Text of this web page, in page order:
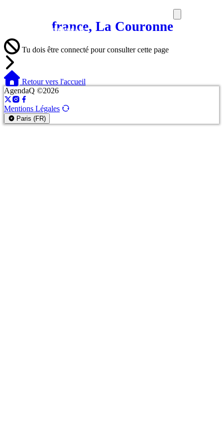
france, La Couronne
MEDIAMAG
Tu dois être connecté pour consulter cette page
Retour vers l'accueil
AgendaQ ©2026
Mentions Légales
Paris (FR)